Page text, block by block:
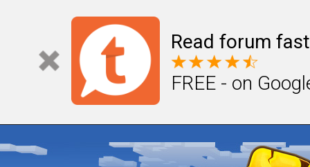
Read forum
FREE - on